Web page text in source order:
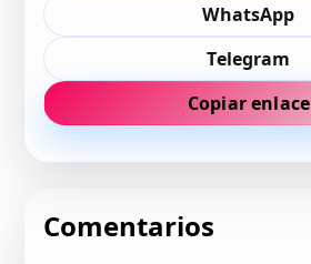
WhatsApp
Telegram
Copiar enlace
Comentarios